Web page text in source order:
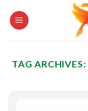
TAG ARCHIVES: